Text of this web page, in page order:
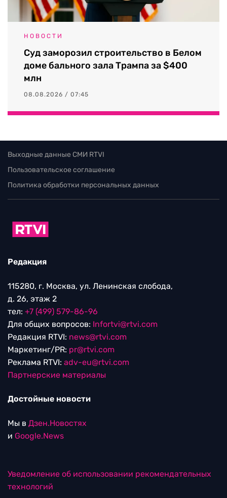
НОВОСТИ
Суд заморозил строительство в Белом
доме бального зала Трампа за $400
млн
08.08.2026 / 07:45
Выходные данные СМИ RTVI
Пользовательское соглашение
Политика обработки персональных данных
Редакция
115280, г. Москва, ул. Ленинская слобода,
д. 26, этаж 2
тел: +7 (499) 579-86-96
Для общих вопросов: Infortvi@rtvi.com
Редакция RTVI: news@rtvi.com
Маркетинг/PR: pr@rtvi.com
Реклама RTVI: adv-eu@rtvi.com
Партнерские материалы
Достойные новости
Мы в Дзен.Новостях
и Google.News
Уведомление об использовании рекомендательных
технологий